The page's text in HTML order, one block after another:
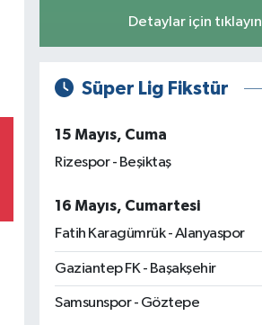
Detaylar için tıklayın
Süper Lig Fikstür
15 Mayıs, Cuma
Rizespor - Beşiktaş
16 Mayıs, Cumartesi
Fatih Karagümrük - Alanyaspor
Gaziantep FK - Başakşehir
Samsunspor - Göztepe